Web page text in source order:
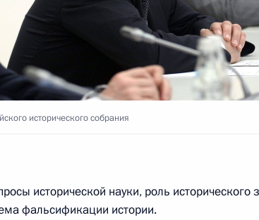
объектов первой пусковой очереди
«Звезда»
Камень
комплекса «Звезда»
Камень
исторического собрания
исторической науки, роль исторического
фальсификации истории.